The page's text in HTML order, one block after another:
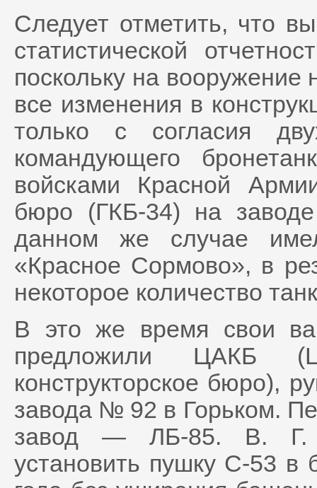
Следует отметить, что
статистической
поскольку на
все изменения в
только с согласия
командующего
войсками Красной
бюро (ГКБ-34) на
данном же случае
«Красное Сормово», в
некоторое количество
В это же время свои
предложили ЦАКБ
конструкторское бюро),
завода № 92 в Горьком.
завод — ЛБ-85. В. Г.
установить пушку С-53 в